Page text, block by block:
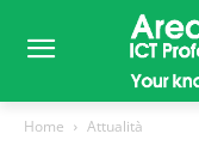
Home Attualità